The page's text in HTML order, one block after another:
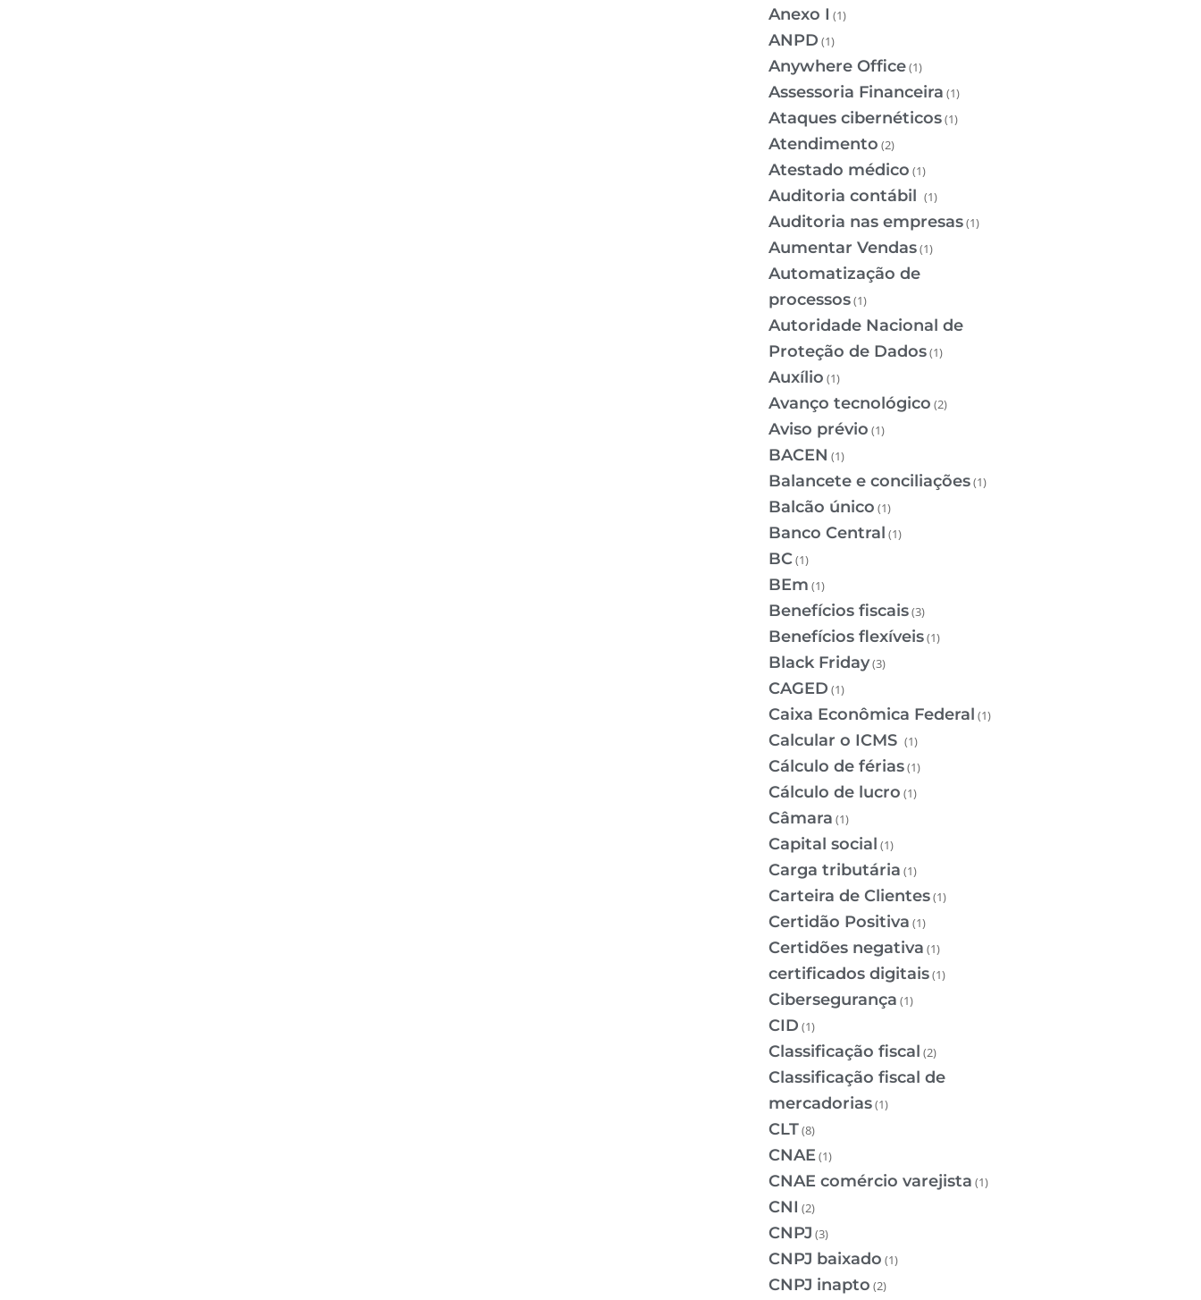
Anexo I (1)
ANPD (1)
Anywhere Office(1)
Assessoria Financeira (1)
Ataques cibernéticos(1)
Atendimento (2)
Atestado médico (1)
Auditoria contábil (1)
Auditoria nas empresas(1)
Aumentar Vendas(1)
Automatização de
processos(1)
Autoridade Nacional de
Proteção de Dados(1)
Auxílio (1)
Avanço tecnológico (2)
Aviso prévio (1)
BACEN (1)
Balancete e conciliações(1)
Balcão único (1)
Banco Central (1)
BC(1)
BEm (1)
Benefícios fiscais(3)
Benefícios flexíveis(1)
Black Friday(3)
CAGED (1)
Caixa Econômica Federal (1)
Calcular o ICMS (1)
Cálculo de férias(1)
Cálculo de lucro (1)
Câmara (1)
Capital social (1)
Carga tributária (1)
Carteira de Clientes(1)
Certidão Positiva (1)
Certidões negativa (1)
certificados digitais(1)
Cibersegurança (1)
CID (1)
Classificação fiscal (2)
Classificação fiscal de
mercadorias(1)
CLT(8)
CNAE(1)
CNAE comércio varejista (1)
CNI (2)
CNPJ (3)
CNPJ baixado (1)
CNPJ inapto (2)